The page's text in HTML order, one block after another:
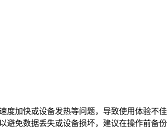
加快或设备发热等问题，导致使用体验不
免数据丢失或设备损坏，建议在操作前备份